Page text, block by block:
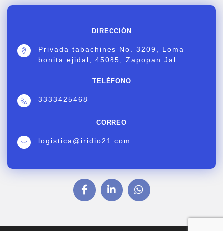
DIRECCIÓN
Privada tabachines No. 3209, Loma
bonita ejidal, 45085, Zapopan Jal.
TELÉFONO
3333425468
CORREO
logistica@iridio21.com